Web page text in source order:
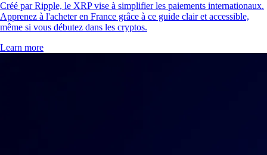
Créé par Ripple, le XRP vise à simplifier les paiements internationaux.
Apprenez à l'acheter en France grâce à ce guide clair et accessible,
même si vous débutez dans les cryptos.
Learn more